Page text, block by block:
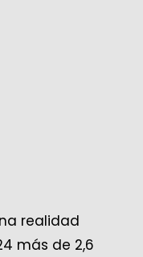
realidad
más de 2,6